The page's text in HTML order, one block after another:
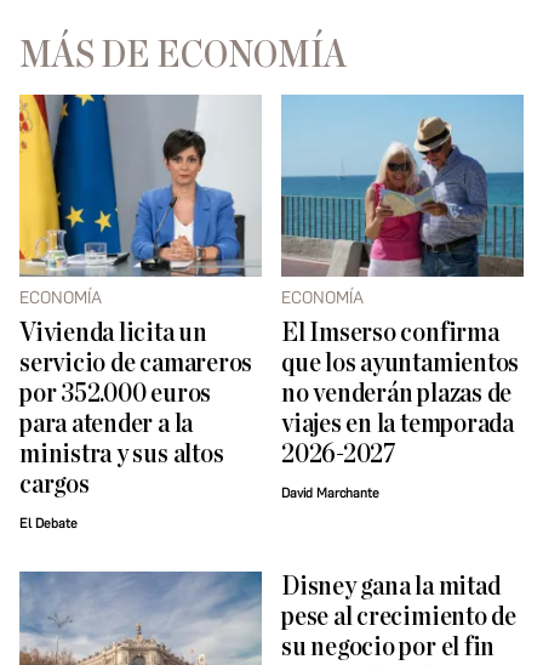
MÁS DE ECONOMÍA
ECONOMÍA
Vivienda licita un
servicio de camareros
por 352.000 euros
para atender a la
ministra y sus altos
cargos
El Debate
ECONOMÍA
El Imserso confirma
que los ayuntamientos
no venderán plazas de
viajes en la temporada
2026-2027
David Marchante
Disney gana la mitad
pese al crecimiento de
su negocio por el fin